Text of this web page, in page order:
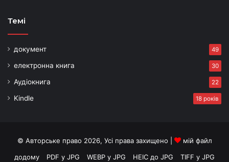
Темі
документ 49
електронна книга 30
Аудіокнига 22
Kindle 18 років
© Авторське право 2026, Усі права захищено |
мій файл
додому
PDF у JPG WEBP у JPG HEIC до JPG TIFF у JPG